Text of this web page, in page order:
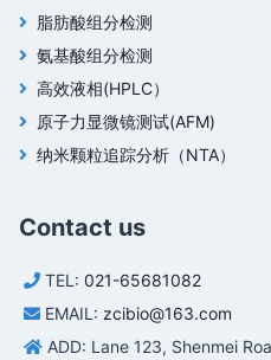
脂肪酸组分检测
氨基酸组分检测
高效液相(HPLC）
原子力显微镜测试(AFM)
纳米颗粒追踪分析（NTA）
Contact us
TEL: 021-65681082
EMAIL: zcibio@163.com
ADD: Lane 123, Shenmei